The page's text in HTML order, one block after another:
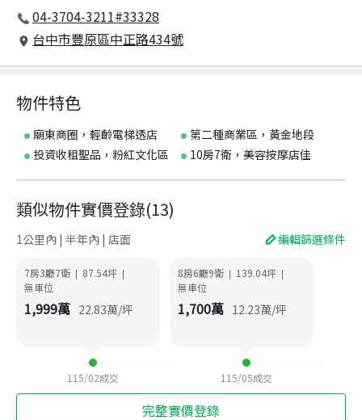
04-3704-3211#33328
台中市豐原區中正路434號
物件特色
廟東商圈，輕齡電梯透店
第二種商業區，黃金地段
投資收租聖品，粉紅文化區
10房7衛，美容按摩店佳
類似物件實價登錄(13)
1公里內 | 半年內 | 店面 編輯篩選條件
7房3廳7衛 | 87.54坪 |
無車位
1,999萬 22.83萬/坪
115/02成交
8房6廳9衛 | 139.04坪 |
無車位
1,700萬 12.23萬/坪
115/05成交
完整實價登錄